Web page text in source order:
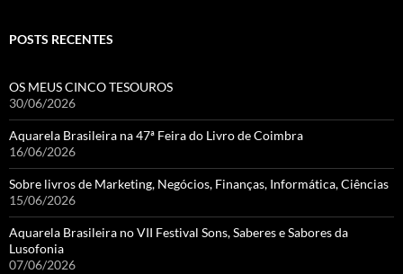
POSTS RECENTES
OS MEUS CINCO TESOUROS
30/06/2026
Aquarela Brasileira na 47ª Feira do Livro de Coimbra
16/06/2026
Sobre livros de Marketing, Negócios, Finanças, Informática, Ciências
15/06/2026
Aquarela Brasileira no VII Festival Sons, Saberes e Sabores da
Lusofonia
07/06/2026